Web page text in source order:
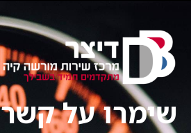
שימרו על קשר